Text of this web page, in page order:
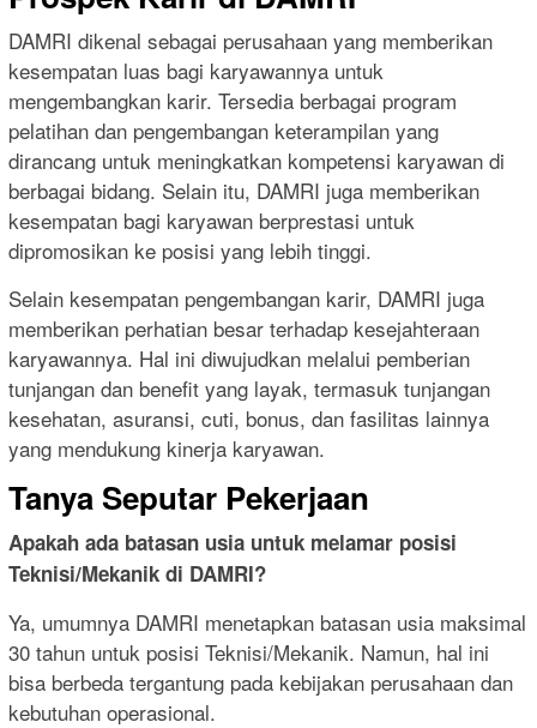
DAMRI dikenal sebagai perusahaan yang memberikan
kesempatan luas bagi karyawannya untuk
mengembangkan karir. Tersedia berbagai program
pelatihan dan pengembangan keterampilan yang
dirancang untuk meningkatkan kompetensi karyawan di
berbagai bidang. Selain itu, DAMRI juga memberikan
kesempatan bagi karyawan berprestasi untuk
dipromosikan ke posisi yang lebih tinggi.
Selain kesempatan pengembangan karir, DAMRI juga
memberikan perhatian besar terhadap kesejahteraan
karyawannya. Hal ini diwujudkan melalui pemberian
tunjangan dan benefit yang layak, termasuk tunjangan
kesehatan, asuransi, cuti, bonus, dan fasilitas lainnya
yang mendukung kinerja karyawan.
Tanya Seputar Pekerjaan
Apakah ada batasan usia untuk melamar posisi
Teknisi/Mekanik di DAMRI?
Ya, umumnya DAMRI menetapkan batasan usia maksimal
30 tahun untuk posisi Teknisi/Mekanik. Namun, hal ini
bisa berbeda tergantung pada kebijakan perusahaan dan
kebutuhan operasional.